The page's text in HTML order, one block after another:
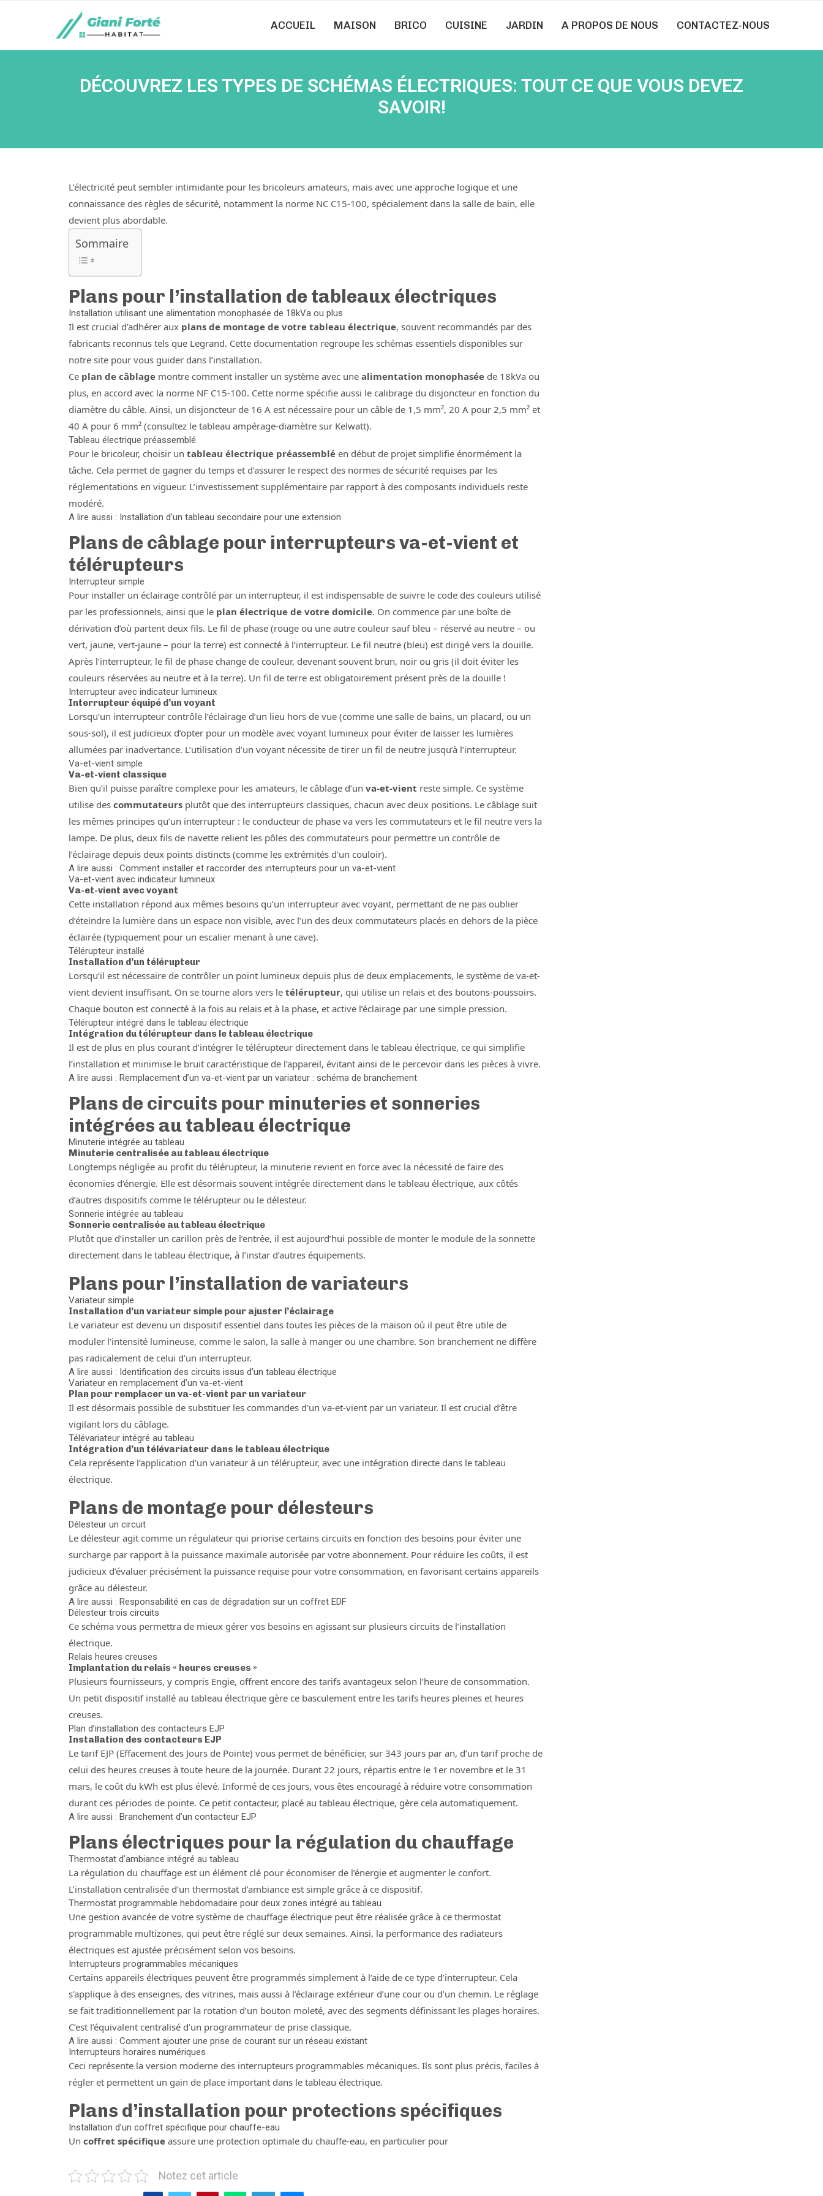
ACCUEIL MAISON BRICO CUISINE JARDIN A PROPOS DE NOUS CONTACTEZ-NOUS
DÉCOUVREZ LES TYPES DE SCHÉMAS ÉLECTRIQUES: TOUT CE QUE VOUS DEVEZ
SAVOIR!
L’électricité peut sembler intimidante pour les bricoleurs amateurs, mais avec une approche logique et une
connaissance des règles de sécurité, notamment la norme NC C15-100, spécialement dans la salle de bain, elle
devient plus abordable.
Sommaire
Plans pour l’installation de tableaux électriques
Installation utilisant une alimentation monophasée de 18kVa ou plus
Il est crucial d’adhérer aux plans de montage de votre tableau électrique, souvent recommandés par des
fabricants reconnus tels que Legrand. Cette documentation regroupe les schémas essentiels disponibles sur
notre site pour vous guider dans l’installation.
Ce plan de câblage montre comment installer un système avec une alimentation monophasée de 18kVa ou
plus, en accord avec la norme NF C15-100. Cette norme spécifie aussi le calibrage du disjoncteur en fonction du
diamètre du câble. Ainsi, un disjoncteur de 16 A est nécessaire pour un câble de 1,5 mm², 20 A pour 2,5 mm² et
40 A pour 6 mm² (consultez le tableau ampérage-diamètre sur Kelwatt).
Tableau électrique préassemblé
Pour le bricoleur, choisir un tableau électrique préassemblé en début de projet simplifie énormément la
tâche. Cela permet de gagner du temps et d’assurer le respect des normes de sécurité requises par les
réglementations en vigueur. L’investissement supplémentaire par rapport à des composants individuels reste
modéré.
A lire aussi : Installation d’un tableau secondaire pour une extension
Plans de câblage pour interrupteurs va-et-vient et
télérupteurs
Interrupteur simple
Pour installer un éclairage contrôlé par un interrupteur, il est indispensable de suivre le code des couleurs utilisé
par les professionnels, ainsi que le plan électrique de votre domicile. On commence par une boîte de
dérivation d’où partent deux fils. Le fil de phase (rouge ou une autre couleur sauf bleu – réservé au neutre – ou
vert, jaune, vert-jaune – pour la terre) est connecté à l’interrupteur. Le fil neutre (bleu) est dirigé vers la douille.
Après l’interrupteur, le fil de phase change de couleur, devenant souvent brun, noir ou gris (il doit éviter les
couleurs réservées au neutre et à la terre). Un fil de terre est obligatoirement présent près de la douille !
Interrupteur avec indicateur lumineux
Interrupteur équipé d’un voyant
Lorsqu’un interrupteur contrôle l’éclairage d’un lieu hors de vue (comme une salle de bains, un placard, ou un
sous-sol), il est judicieux d’opter pour un modèle avec voyant lumineux pour éviter de laisser les lumières
allumées par inadvertance. L’utilisation d’un voyant nécessite de tirer un fil de neutre jusqu’à l’interrupteur.
Va-et-vient simple
Va-et-vient classique
Bien qu’il puisse paraître complexe pour les amateurs, le câblage d’un va-et-vient reste simple. Ce système
utilise des commutateurs plutôt que des interrupteurs classiques, chacun avec deux positions. Le câblage suit
les mêmes principes qu’un interrupteur : le conducteur de phase va vers les commutateurs et le fil neutre vers la
lampe. De plus, deux fils de navette relient les pôles des commutateurs pour permettre un contrôle de
l’éclairage depuis deux points distincts (comme les extrémités d’un couloir).
A lire aussi : Comment installer et raccorder des interrupteurs pour un va-et-vient
Va-et-vient avec indicateur lumineux
Va-et-vient avec voyant
Cette installation répond aux mêmes besoins qu’un interrupteur avec voyant, permettant de ne pas oublier
d’éteindre la lumière dans un espace non visible, avec l’un des deux commutateurs placés en dehors de la pièce
éclairée (typiquement pour un escalier menant à une cave).
Télérupteur installé
Installation d’un télérupteur
Lorsqu’il est nécessaire de contrôler un point lumineux depuis plus de deux emplacements, le système de va-et-
vient devient insuffisant. On se tourne alors vers le télérupteur, qui utilise un relais et des boutons-poussoirs.
Chaque bouton est connecté à la fois au relais et à la phase, et active l’éclairage par une simple pression.
Télérupteur intégré dans le tableau électrique
Intégration du télérupteur dans le tableau électrique
Il est de plus en plus courant d’intégrer le télérupteur directement dans le tableau électrique, ce qui simplifie
l’installation et minimise le bruit caractéristique de l’appareil, évitant ainsi de le percevoir dans les pièces à vivre.
A lire aussi : Remplacement d’un va-et-vient par un variateur : schéma de branchement
Plans de circuits pour minuteries et sonneries
intégrées au tableau électrique
Minuterie intégrée au tableau
Minuterie centralisée au tableau électrique
Longtemps négligée au profit du télérupteur, la minuterie revient en force avec la nécessité de faire des
économies d’énergie. Elle est désormais souvent intégrée directement dans le tableau électrique, aux côtés
d’autres dispositifs comme le télérupteur ou le délesteur.
Sonnerie intégrée au tableau
Sonnerie centralisée au tableau électrique
Plutôt que d’installer un carillon près de l’entrée, il est aujourd’hui possible de monter le module de la sonnette
directement dans le tableau électrique, à l’instar d’autres équipements.
Plans pour l’installation de variateurs
Variateur simple
Installation d’un variateur simple pour ajuster l’éclairage
Le variateur est devenu un dispositif essentiel dans toutes les pièces de la maison où il peut être utile de
moduler l’intensité lumineuse, comme le salon, la salle à manger ou une chambre. Son branchement ne diffère
pas radicalement de celui d’un interrupteur.
A lire aussi : Identification des circuits issus d’un tableau électrique
Variateur en remplacement d’un va-et-vient
Plan pour remplacer un va-et-vient par un variateur
Il est désormais possible de substituer les commandes d’un va-et-vient par un variateur. Il est crucial d’être
vigilant lors du câblage.
Télévariateur intégré au tableau
Intégration d’un télévariateur dans le tableau électrique
Cela représente l’application d’un variateur à un télérupteur, avec une intégration directe dans le tableau
électrique.
Plans de montage pour délesteurs
Délesteur un circuit
Le délesteur agit comme un régulateur qui priorise certains circuits en fonction des besoins pour éviter une
surcharge par rapport à la puissance maximale autorisée par votre abonnement. Pour réduire les coûts, il est
judicieux d’évaluer précisément la puissance requise pour votre consommation, en favorisant certains appareils
grâce au délesteur.
A lire aussi : Responsabilité en cas de dégradation sur un coffret EDF
Délesteur trois circuits
Ce schéma vous permettra de mieux gérer vos besoins en agissant sur plusieurs circuits de l’installation
électrique.
Relais heures creuses
Implantation du relais « heures creuses »
Plusieurs fournisseurs, y compris Engie, offrent encore des tarifs avantageux selon l’heure de consommation.
Un petit dispositif installé au tableau électrique gère ce basculement entre les tarifs heures pleines et heures
creuses.
Plan d’installation des contacteurs EJP
Installation des contacteurs EJP
Le tarif EJP (Effacement des Jours de Pointe) vous permet de bénéficier, sur 343 jours par an, d’un tarif proche de
celui des heures creuses à toute heure de la journée. Durant 22 jours, répartis entre le 1er novembre et le 31
mars, le coût du kWh est plus élevé. Informé de ces jours, vous êtes encouragé à réduire votre consommation
durant ces périodes de pointe. Ce petit contacteur, placé au tableau électrique, gère cela automatiquement.
A lire aussi : Branchement d’un contacteur EJP
Plans électriques pour la régulation du chauffage
Thermostat d’ambiance intégré au tableau
La régulation du chauffage est un élément clé pour économiser de l’énergie et augmenter le confort.
L’installation centralisée d’un thermostat d’ambiance est simple grâce à ce dispositif.
Thermostat programmable hebdomadaire pour deux zones intégré au tableau
Une gestion avancée de votre système de chauffage électrique peut être réalisée grâce à ce thermostat
programmable multizones, qui peut être réglé sur deux semaines. Ainsi, la performance des radiateurs
électriques est ajustée précisément selon vos besoins.
Interrupteurs programmables mécaniques
Certains appareils électriques peuvent être programmés simplement à l’aide de ce type d’interrupteur. Cela
s’applique à des enseignes, des vitrines, mais aussi à l’éclairage extérieur d’une cour ou d’un chemin. Le réglage
se fait traditionnellement par la rotation d’un bouton moleté, avec des segments définissant les plages horaires.
C’est l’équivalent centralisé d’un programmateur de prise classique.
A lire aussi : Comment ajouter une prise de courant sur un réseau existant
Interrupteurs horaires numériques
Ceci représente la version moderne des interrupteurs programmables mécaniques. Ils sont plus précis, faciles à
régler et permettent un gain de place important dans le tableau électrique.
Plans d’installation pour protections spécifiques
Installation d’un coffret spécifique pour chauffe-eau
Un coffret spécifique assure une protection optimale du chauffe-eau, en particulier pour
Notez cet article